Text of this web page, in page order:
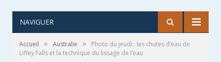
NAVIGUER
Accueil » Australie »
Photo du jeudi : les chutes d’eau de
Liffey Falls et la technique du lissage de l’eau